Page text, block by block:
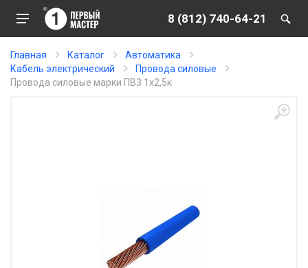
8 (812) 740-64-21
Главная Каталог
Автоматика
Кабель электрический
Провода силовые
Провода силовые марки ПВ3 1х2,5к